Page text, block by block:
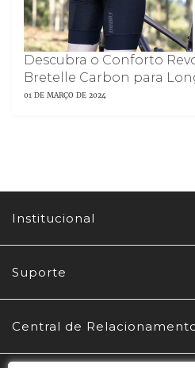
Descubra o Conforto
Bretelle Carbon para
01 DE MARÇO DE 2024
Institucional
Suporte
Central de